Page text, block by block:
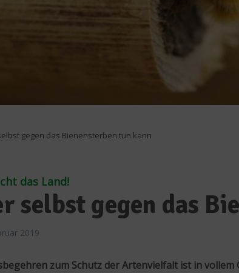
gegen das Bienensterben tun kann
das Land!
selbst gegen das
2019
zum Schutz der Artenvielfalt ist in